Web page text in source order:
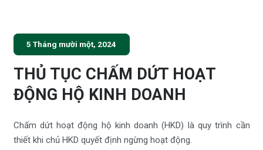
5 Tháng mười một, 2024
THỦ TỤC CHẤM DỨT HOẠT
ĐỘNG HỘ KINH DOANH
Chấm dứt hoạt động hộ kinh doanh (HKD) là quy trình cần
thiết khi chủ HKD quyết định ngừng hoạt động.